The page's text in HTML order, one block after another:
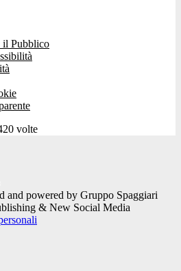
Pubblico
volte
and powered by Gruppo Spaggiari
& New Social Media